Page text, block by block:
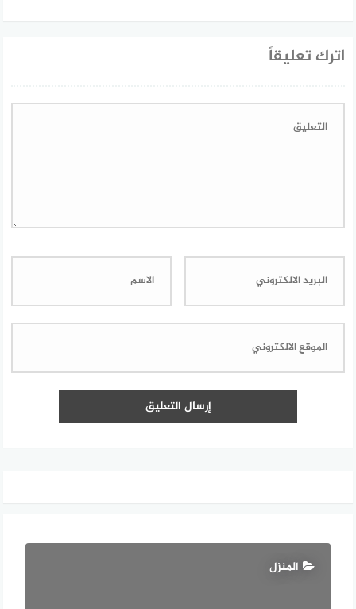
اترك تعليقاً
المنزل